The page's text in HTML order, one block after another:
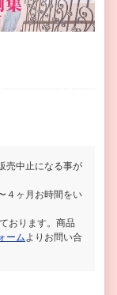
売中止になる事が
４ヶ月お時間をい
おります。商品
ーム よりお問い合